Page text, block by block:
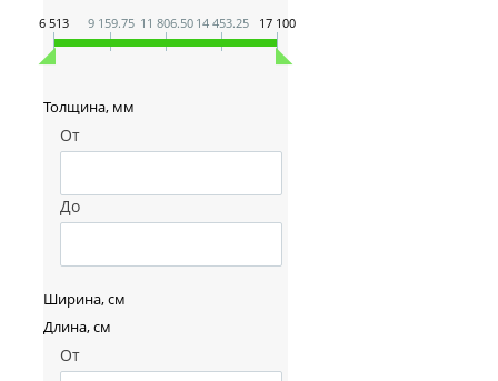
6 513 9 159.75 11 806.50 14 453.25 17 100
Толщина, мм
От
До
Ширина, см
Длина, см
От